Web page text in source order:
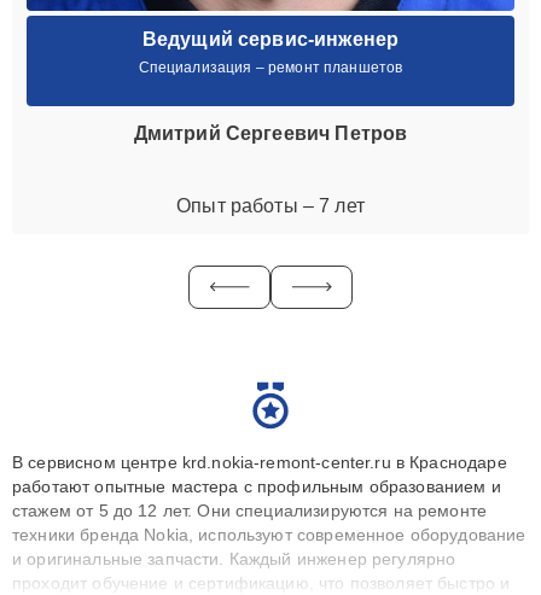
Ведущий сервис-инженер
Специализация – ремонт планшетов
Дмитрий Сергеевич Петров
Опыт работы – 7 лет
В сервисном центре krd.nokia-remont-center.ru в Краснодаре
работают опытные мастера с профильным образованием и
стажем от 5 до 12 лет. Они специализируются на ремонте
техники бренда Nokia, используют современное оборудование
и оригинальные запчасти. Каждый инженер регулярно
проходит обучение и сертификацию, что позволяет быстро и